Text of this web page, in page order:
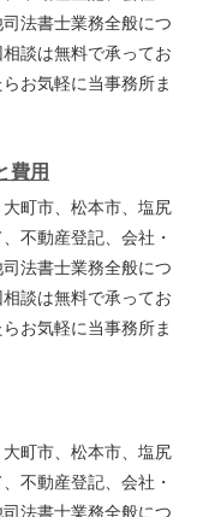
法書士業務全般につ
談は無料で承ってお
お気軽に当事務所ま
費用
大町市、松本市、塩尻
不動産登記、会社・
法書士業務全般につ
談は無料で承ってお
お気軽に当事務所ま
大町市、松本市、塩尻
不動産登記、会社・
法書士業務全般につ